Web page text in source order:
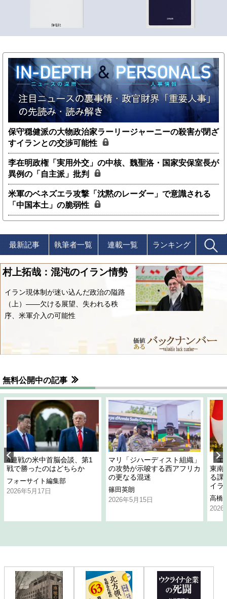
保守穏健派の大物政治家ラーリージャーニーの殺害が閉ざ
すイランとの交渉可能性
李在明政権「実用外交」の中核、魏聖洛・国家安保室長が
異例の「自主派」批判
米軍のベネズエラ攻撃「沈黙のレーダー」で意識される
「中国本土」の脆弱性
最新記事 執筆者一覧 連載一覧 ランキング
村上拓哉：混沌のイラン情勢
イラン現体制が迷い込んだ政治の隘路
（上）――欠ける展望、失われる秩
序、米軍介入の可能性
無料公開中の記事
4連戦の米中首脳会談、第1
戦で勝ったのはどちらか
フォーサイト編集部
2026年5月17日
マリ「ジハーディスト組織」
の攻勢が示唆する西アフリカ
の更なる混迷
篠田英朗
2026年5月15日
「
東南
る課
イラ
高橋
2026